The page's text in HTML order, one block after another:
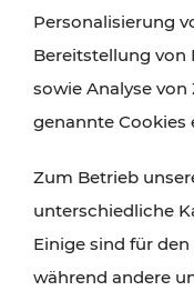
Wien,
Wanderungen,
Radtouren oder
Attraktionen sind
Angeboten des
Personalisierung
Bereitstellung von
sowie Analyse
genannte Cookies
Zum Betrieb
unterschiedliche
Einige sind für
während andere